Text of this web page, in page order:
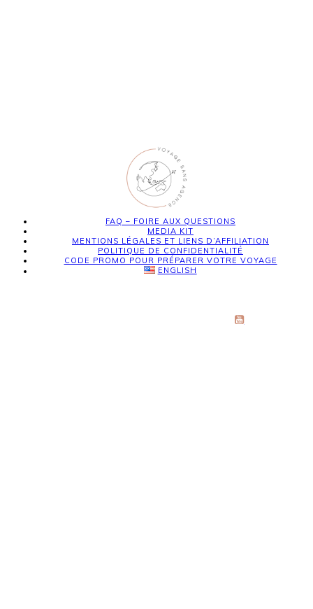
FAQ – FOIRE AUX QUESTIONS
MEDIA KIT
MENTIONS LÉGALES ET LIENS D’AFFILIATION
POLITIQUE DE CONFIDENTIALITÉ
CODE PROMO POUR PRÉPARER VOTRE VOYAGE
ENGLISH